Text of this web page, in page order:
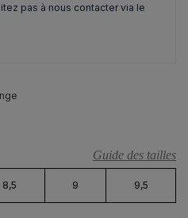
pas à nous contacter via le
Guide des tailles
8,5 9 9,5